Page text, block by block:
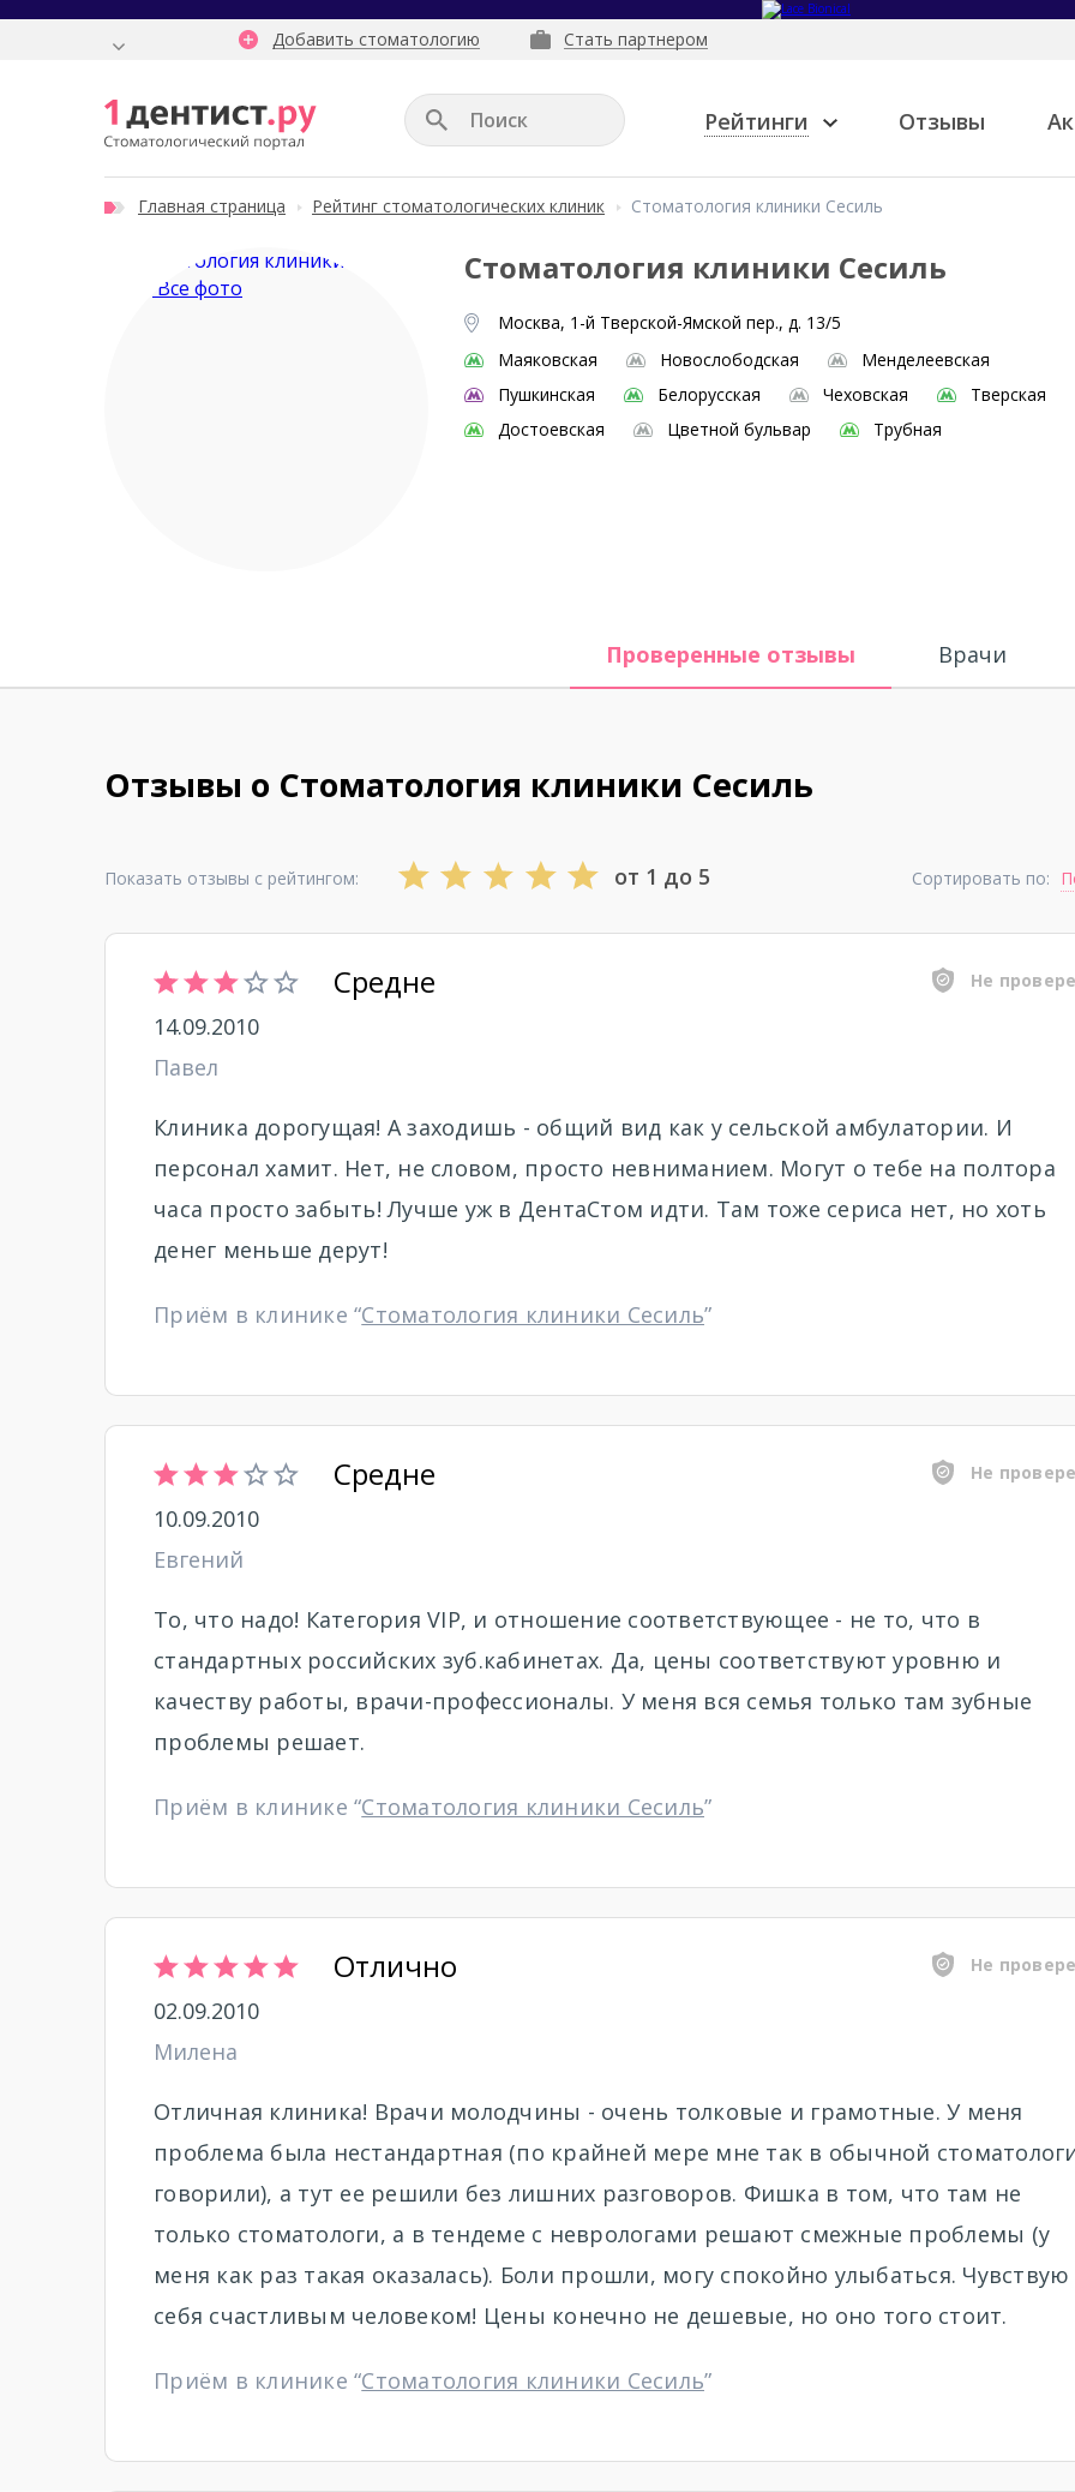
Добавить стоматологию Стать партнером
Рейтинги Отзывы
Главная страница Рейтинг стоматологических клиник Стоматология клиники Сесиль
Все фото
Стоматология клиники Сесиль
Москва, 1-й Тверской-Ямской пер., д. 13/5
Маяковская
Новослободская
Менделеевская
Пушкинская
Белорусская Чеховская
Тверская
Достоевская
Цветной бульвар Трубная
Проверенные отзывы Врачи
Отзывы о Стоматология клиники Сесиль
Показать отзывы с рейтингом: от 1 до 5 Сортировать по:
Средне Не
14.09.2010
Павел
Клиника дорогущая! А заходишь - общий вид как у сельской амбулатории. И
персонал хамит. Нет, не словом, просто невниманием. Могут о тебе на полтора
часа просто забыть! Лучше уж в ДентаСтом идти. Там тоже сериса нет, но хоть
денег меньше дерут!
Приём в клинике “Стоматология клиники Сесиль”
Средне Не
10.09.2010
Евгений
То, что надо! Категория VIP, и отношение соответствующее - не то, что в
стандартных российских зуб.кабинетах. Да, цены соответствуют уровню и
качеству работы, врачи-профессионалы. У меня вся семья только там зубные
проблемы решает.
Приём в клинике “Стоматология клиники Сесиль”
Отлично Не
02.09.2010
Милена
Отличная клиника! Врачи молодчины - очень толковые и грамотные. У меня
проблема была нестандартная (по крайней мере мне так в обычной
говорили), а тут ее решили без лишних разговоров. Фишка в том, что там не
только стоматологи, а в тендеме с неврологами решают смежные проблемы (у
меня как раз такая оказалась). Боли прошли, могу спокойно улыбаться. Чувствую
себя счастливым человеком! Цены конечно не дешевые, но оно того стоит.
Приём в клинике “Стоматология клиники Сесиль”